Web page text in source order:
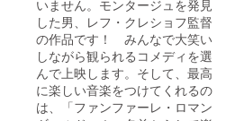
いません。モンタージュを発見
した男、レフ・クレショフ監督
の作品です！ みんなで大笑い
しながら観られるコメディを選
んで上映します。そして、最高
に楽しい音楽をつけてくれるの
は、「ファンファーレ・ロマン